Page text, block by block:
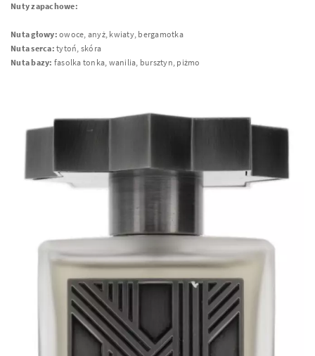
Nuty zapachowe:
Nuta głowy: owoce, anyż, kwiaty, bergamotka
Nuta serca: tytoń, skóra
Nuta bazy: fasolka tonka, wanilia, bursztyn, piżmo